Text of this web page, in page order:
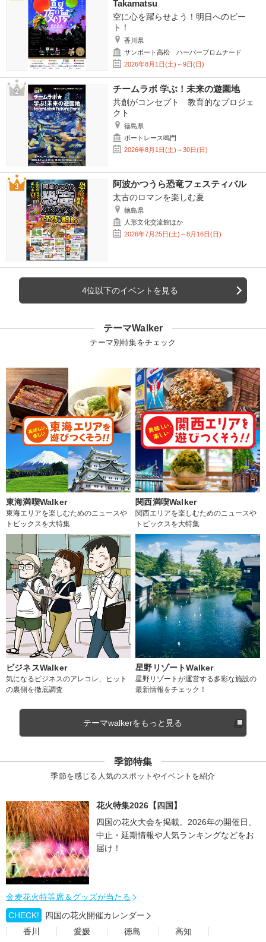
Takamatsu
空に心を躍らせよう！明日へのビー
ト！
香川県
サンポート高松 ハーバープロムナード
2026年8月1日(土)～9日(日)
チームラボ 学ぶ！未来の遊園地
共創がコンセプト 教育的なプロジェ
クト
徳島県
ボートレース鳴門
2026年8月1日(土)～30日(日)
阿波かつうら恐竜フェスティバル
太古のロマンを楽しむ夏
徳島県
人形文化交流館ほか
2026年7月25日(土)～8月16日(日)
4位以下のイベントを見る
テーマWalker
テーマ別特集をチェック
東海満喫Walker
東海エリアを楽しむためのニュースや
トピックスを大特集
関西満喫Walker
関西エリアを楽しむためのニュースや
トピックスを大特集
ビジネスWalker
気になるビジネスのアレコレ、ヒット
の裏側を徹底調査
星野リゾートWalker
星野リゾートが運営する多彩な施設の
最新情報をチェック！
テーマwalkerをもっと見る
季節特集
季節を感じる人気のスポットやイベントを紹介
花火特集2026【四国】
四国の花火大会を掲載。2026年の開催日、
中止・延期情報や人気ランキングなどをお
届け！
金麦花火特等席＆グッズが当たる
CHECK!
四国の花火開催カレンダー
香川
愛媛 徳島 高知